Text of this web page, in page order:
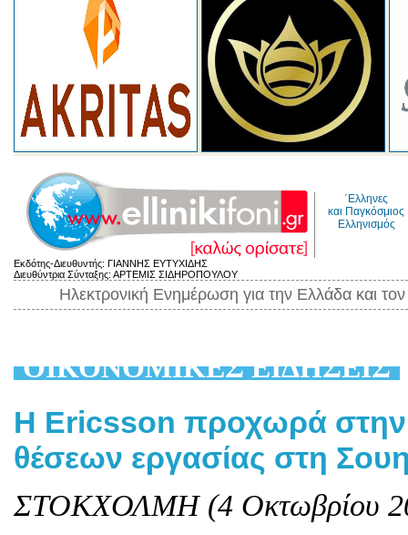
΄Ελληνες
και Παγκόσμιος
Ελληνισμός
Εκδότης-Διευθυντής: ΓΙΑΝΝΗΣ ΕΥΤΥΧΙΔΗΣ
Διευθύντρια Σύνταξης: ΑΡΤΕΜΙΣ ΣΙΔΗΡΟΠΟΥΛΟΥ
Ηλεκτρονική Ενημέρωση για την Ελλάδα και
ΟΙΚΟΝΟΜΙΚΕΣ ΕΙΔΗΣΕΙΣ
Η Ericsson προχωρά στην
θέσεων εργασίας στη
ΣΤΟΚΧΟΛΜΗ (4 Οκτωβρίου